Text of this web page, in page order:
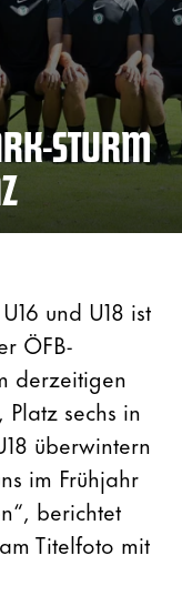
STURM
und U18 ist
ÖFB-
derzeitigen
sechs in
überwintern
im Frühjahr
berichtet
Titelfoto mit